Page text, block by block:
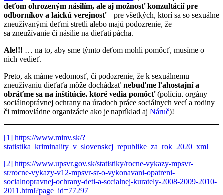
deťom ohrozeným násilím, ale aj možnosť konzultácií pre
odborníkov a laickú verejnosť– pre všetkých, ktorí sa so sexuálne
zneužívanými deťmi stretli alebo majú podozrenie, že
sa zneužívanie či násilie na dieťati pácha.
Ale!!! … na to, aby sme týmto deťom mohli pomôcť, musíme o
nich vedieť.
Preto, ak máme vedomosť, či podozrenie, že k sexuálnemu
zneužívaniu dieťaťa môže dochádzať nebuďme ľahostajní a
obráťme sa na inštitúcie, ktoré vedia pomôcť(políciu, orgány
sociálnoprávnej ochrany na úradoch práce sociálnych vecí a rodiny
či mimovládne organizácie ako je napríklad aj Náruč)!
[1] https://www.minv.sk/?
statistika_kriminality_v_slovenskej_republike_za_rok_2020_xml
[2] https://www.upsvr.gov.sk/statistiky/rocne-vykazy-mpsvr-
sr/rocne-vykazy-v12-mpsvr-sr-o-vykonavani-opatreni-
socialnopravnej-ochrany-deti-a-socialnej-kurately-2008-2009-2010-
2011.html?page_id=77297